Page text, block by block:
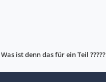
Was ist denn das für ein Teil ?????